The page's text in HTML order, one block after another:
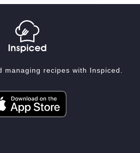
managing recipes with Inspiced.